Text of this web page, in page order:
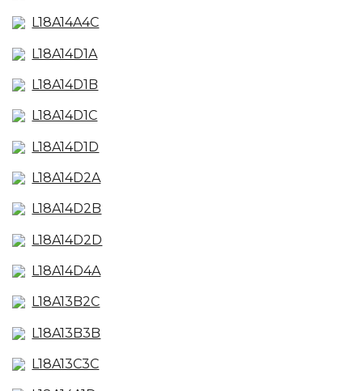
L18A14A4C
L18A14D1A
L18A14D1B
L18A14D1C
L18A14D1D
L18A14D2A
L18A14D2B
L18A14D2D
L18A14D4A
L18A13B2C
L18A13B3B
L18A13C3C